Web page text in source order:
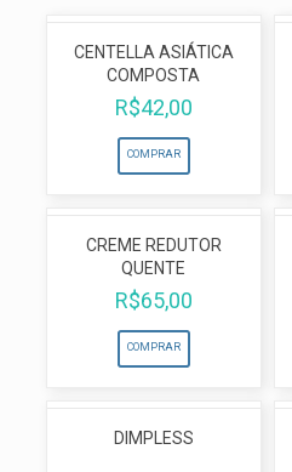
CENTELLA ASIÁTICA
COMPOSTA
R$42,00
COMPRAR
CREME REDUTOR
QUENTE
R$65,00
COMPRAR
DIMPLESS